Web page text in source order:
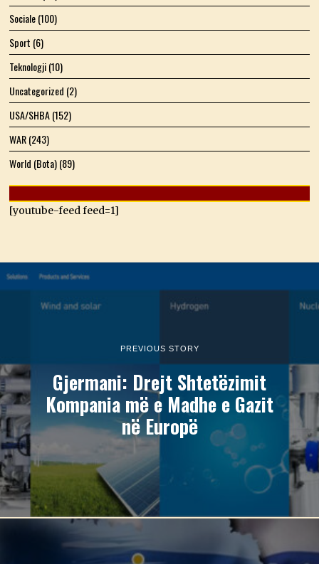
Sociale(100)
Sport (6)
Teknologji(10)
Uncategorized (2)
USA/SHBA(152)
WAR(243)
World (Bota)(89)
[youtube-feed feed=1]
PREVIOUS STORY
Gjermani: Drejt Shtetëzimit
Kompania më e Madhe e Gazit
në Europë